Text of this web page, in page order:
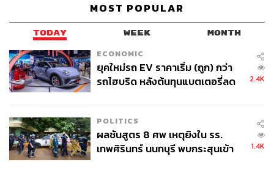
“สมาคมฯ และบริษัท ไทยลีกฯ ขอเรียนว่า มีความพร้อมที่จะ
เจรจาหาทางออกเพื่อให้การดำเนินการจัดการแข่งขันกีฬา
ฟุตบอลอาชีพทุกรายการเป็นไปด้วยความเรียบร้อย เกิด
ประโยชน์แก่ทุกฝ่าย และป้องกันการแพร่ระบาดของโรคโค
วิด-19 ที่อาจจะส่งผลกระทบต่อวงการกีฬาฟุตบอล ประชาชน
และประเทศไทยได้”
พิสูจน์อักษร: พรนภัส ชำนาญค้า
TAGS: การแข่งขันกีฬาฟุตบอลลีกอาชีพ​
MOST POPULAR
TODAY WEEK MONTH
ECONOMIC
ยุคใหม่รถ EV ราคาเริ่ม (ถูก) กว่า
รถไฮบริด หลังต้นทุนแบตเตอรี่ลด
2.4K
POLITICS
ผลชันสูตร 8 ศพ เหตุยิงใน รร.
เทพศิรินทร์ นนทบุรี พบกระสุนเข้า
1.4K